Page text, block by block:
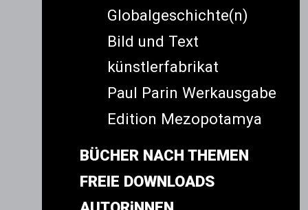
Globalgeschichte(n)
Bild und Text
künstlerfabrikat
Paul Parin Werkausgabe
Edition Mezopotamya
BÜCHER NACH THEMEN
FREIE DOWNLOADS